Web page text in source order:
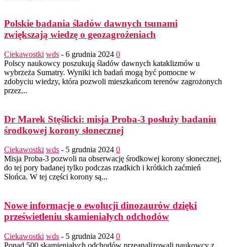
Polskie badania śladów dawnych tsunami
zwiększają wiedzę o geozagrożeniach
Ciekawostki wds - 6 grudnia 2024 0
Polscy naukowcy poszukują śladów dawnych kataklizmów u
wybrzeża Sumatry. Wyniki ich badań mogą być pomocne w
zdobyciu wiedzy, która pozwoli mieszkańcom terenów zagrożonych
przez...
Dr Marek Stęślicki: misja Proba-3 posłuży badaniu
środkowej korony słonecznej
Ciekawostki wds - 5 grudnia 2024 0
Misja Proba-3 pozwoli na obserwację środkowej korony słonecznej,
do tej pory badanej tylko podczas rzadkich i krótkich zaćmień
Słońca. W tej części korony są...
Nowe informacje o ewolucji dinozaurów dzięki
prześwietleniu skamieniałych odchodów
Ciekawostki wds - 5 grudnia 2024 0
Ponad 500 skamieniałych odchodów przeanalizowali naukowcy z